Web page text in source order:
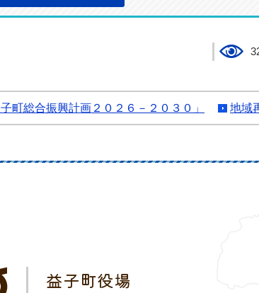
子町総合振興計画２０２６－２０３０」 地域
益子町
益子町役場